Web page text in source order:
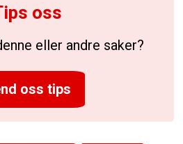
oss
eller andre saker?
oss tips